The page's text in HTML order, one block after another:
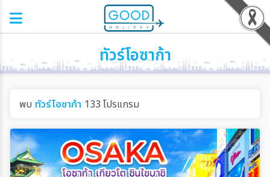
ทัวร์โอซาก้า
พบ ทัวร์โอซาก้า 133 โปรแกรม